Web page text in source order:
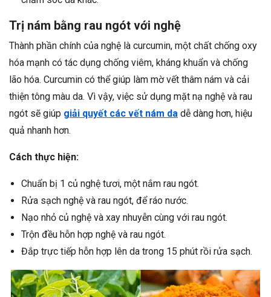
Trị nám bằng rau ngót với nghệ
Thành phần chính của nghệ là curcumin, một chất chống oxy
hóa mạnh có tác dụng chống viêm, kháng khuẩn và chống
lão hóa. Curcumin có thể giúp làm mờ vết thâm nám và cải
thiện tông màu da. Vì vậy, việc sử dụng mặt nạ nghệ và rau
ngót sẽ giúp giải quyết các vết nám da dễ dàng hơn, hiệu
quả nhanh hơn.
Cách thực hiện:
Chuẩn bị 1 củ nghệ tươi, một nắm rau ngót.
Rửa sạch nghệ và rau ngót, để ráo nước.
Nạo nhỏ củ nghệ và xay nhuyễn cùng với rau ngót.
Trộn đều hỗn hợp nghệ và rau ngót.
Đắp trực tiếp hỗn hợp lên da trong 15 phút rồi rửa sạch.